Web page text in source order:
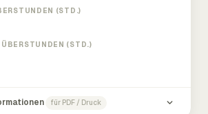
(STD.)
(STD.)
für PDF / Druck